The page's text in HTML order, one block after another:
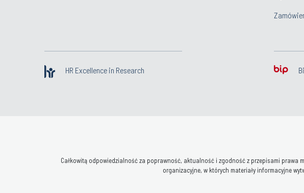
HR Excellence in Research
Całkowitą odpowiedzialność za poprawność, aktualność i zgodność z przepisami
organizacyjne, w których materiały informacyjne